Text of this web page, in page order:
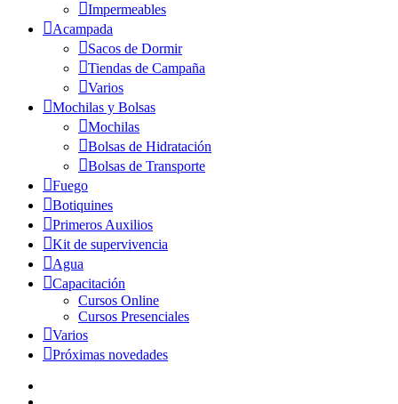
Impermeables
Acampada
Sacos de Dormir
Tiendas de Campaña
Varios
Mochilas y Bolsas
Mochilas
Bolsas de Hidratación
Bolsas de Transporte
Fuego
Botiquines
Primeros Auxilios
Kit de supervivencia
Agua
Capacitación
Cursos Online
Cursos Presenciales
Varios
Próximas novedades